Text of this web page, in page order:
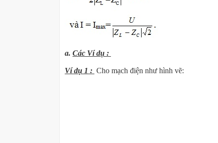
a. Các Ví dụ :
Ví dụ 1 : Cho mạch điện như hình vẽ: